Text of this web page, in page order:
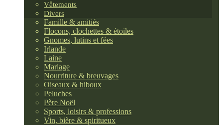
Vêtements
Divers
Famille & amitiés
Flocons, clochettes & étoiles
Gnomes, lutins et fées
Irlande
Laine
Mariage
Nourriture & breuvages
Oiseaux & hiboux
Peluches
Père Noël
Sports, loisirs & professions
Vin, bière & spiritueux